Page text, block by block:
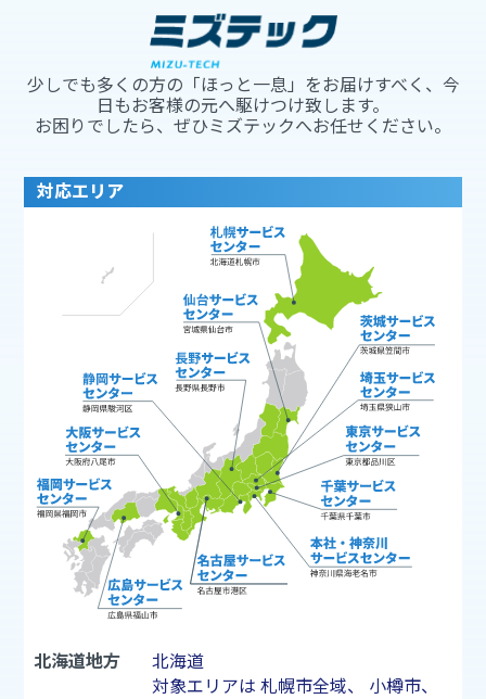
少しでも多くの方の「ほっと一息」をお届けすべく、今
日もお客様の元へ駆けつけ致します。
お困りでしたら、ぜひミズテックへお任せください。
対応エリア
北海道地方
北海道
対象エリアは 札幌市全域、 小樽市、